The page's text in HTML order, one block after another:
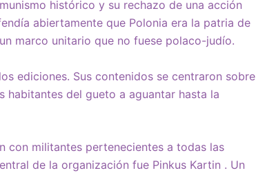
histórico y su rechazo de una acción
abiertamente que Polonia era la patria de
marco unitario que no fuese polaco-judío.
ediciones. Sus contenidos se centraron sobre
del gueto a aguantar hasta la
con militantes pertenecientes a todas las
de la organización fue Pinkus Kartin . Un